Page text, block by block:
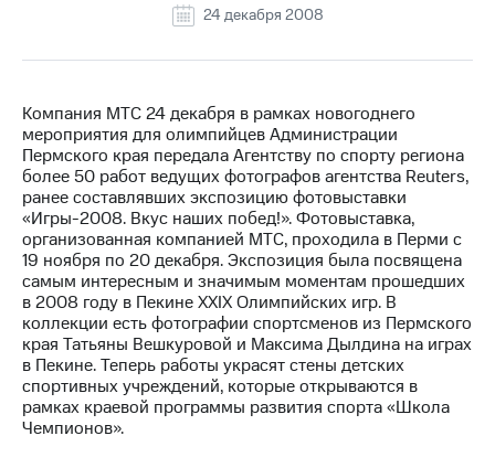
информация
Медиа-центр
Пресс-
релизы
МТС
о технологиях
Достижения
Интервью
Финансовая
отчетность
Контакты
24 декабря 2008
Компания МТС 24 декабря в рамках новогоднего
мероприятия для олимпийцев Администрации
Пермского края передала Агентству по спорту региона
более 50 работ ведущих фотографов агентства Reuters,
ранее составлявших экспозицию фотовыставки
«Игры-2008. Вкус наших побед!». Фотовыставка,
организованная компанией МТС, проходила в Перми с
19 ноября по 20 декабря. Экспозиция была посвящена
самым интересным и значимым моментам прошедших
в 2008 году в Пекине XXIX Олимпийских игр. В
коллекции есть фотографии спортсменов из Пермского
края Татьяны Вешкуровой и Максима Дылдина на играх
в Пекине. Теперь работы украсят стены детских
спортивных учреждений, которые открываются в
рамках краевой программы развития спорта «Школа
Чемпионов».